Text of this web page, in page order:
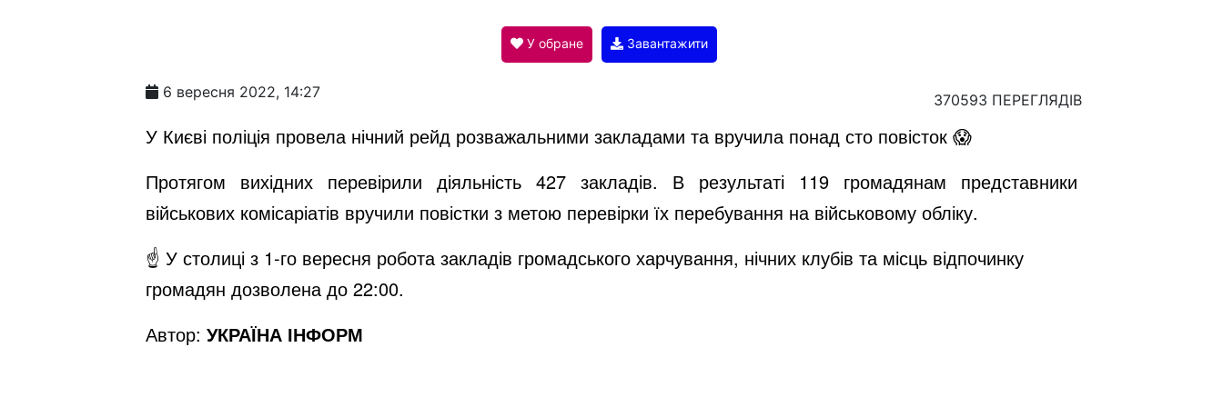
V
d
e
У обране Завантажити
6 вересня 2022, 14:27 370593 ПЕРЕГЛЯДІВ
У Києві поліція провела нічний рейд розважальними закладами та вручила понад сто повісток 😱
Протягом вихідних перевірили діяльність 427 закладів. В результаті 119 громадянам представники
військових комісаріатів вручили повістки з метою перевірки їх перебування на військовому обліку.
☝️ У столиці з 1-го вересня робота закладів громадського харчування, нічних клубів та місць відпочинку
громадян дозволена до 22:00.
Автор: УКРАЇНА ІНФОРМ